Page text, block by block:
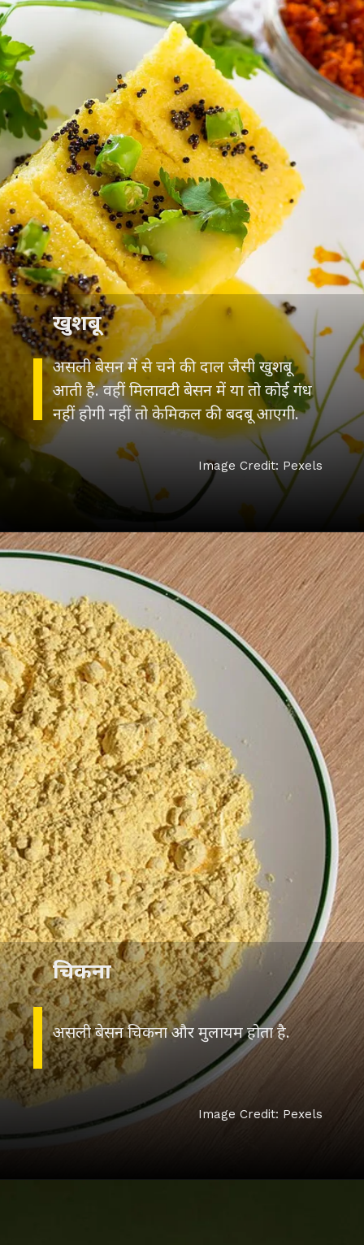
असली बेसन में से चने की दाल जैसी खुशबू
आती है. वहीं मिलावटी बेसन में या तो कोई गंध
नहीं होगी नहीं तो केमिकल की बदबू आएगी.
खुशबू
Image Credit: Pexels
असली बेसन चिकना और मुलायम होता है.
चिकना
Image Credit: Pexels